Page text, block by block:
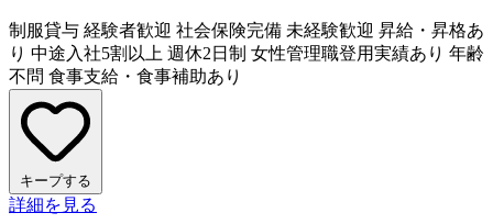
制服貸与 経験者歓迎 社会保険完備 未経験歓迎 昇給・昇格あ
り 中途入社5割以上 週休2日制 女性管理職登用実績あり 年齢
不問 食事支給・食事補助あり
キープする
詳細を見る